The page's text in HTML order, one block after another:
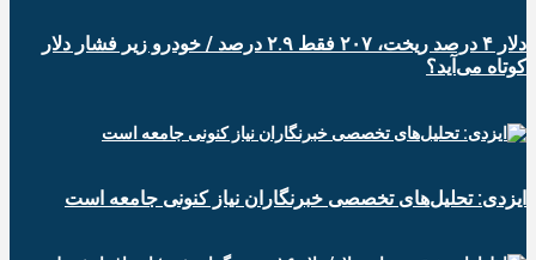
دلار ۴ درصد ریخت، ۲۰۷ فقط ۲.۹ درصد / خودرو زیر فشار دلار
کوتاه می‌آید؟
ایزدی: تحلیل‌های تخصصی خبرنگاران نیاز کنونی جامعه است